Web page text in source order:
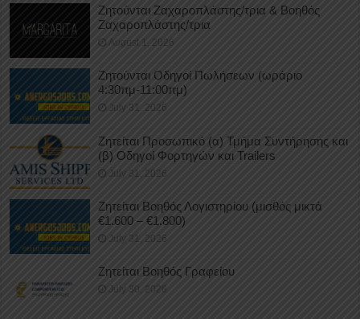
Ζητούνται Ζαχαροπλάστης/τρια & Βοηθός
Ζαχαροπλάστης/τρια
August 1, 2026
Ζητούνται Οδηγοί Πωλήσεων (ωράριο
4:30πμ-11:00πμ)
July 31, 2026
Ζητείται Προσωπικό (α) Τμήμα Συντήρησης και
(β) Οδηγοί Φορτηγών και Trailers
July 31, 2026
Ζητείται Βοηθός Λογιστηρίου (μισθός μικτά
€1.600 – €1.800)
July 31, 2026
Ζητείται Βοηθός Γραφείου
July 30, 2026